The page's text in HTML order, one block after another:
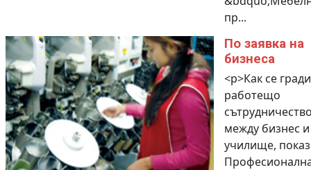
пр...
По заявка на
бизнеса
<p>Как се гради
работещо
между бизнес и
училище,